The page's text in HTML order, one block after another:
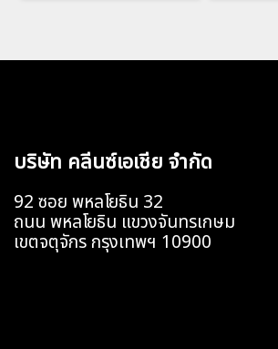
บริษัท คลีนซ์เอเชีย จำกัด
92 ซอย พหลโยธิน 32
ถนน พหลโยธิน แขวงจันทรเกษม
เขตจตุจักร กรุงเทพฯ 10900